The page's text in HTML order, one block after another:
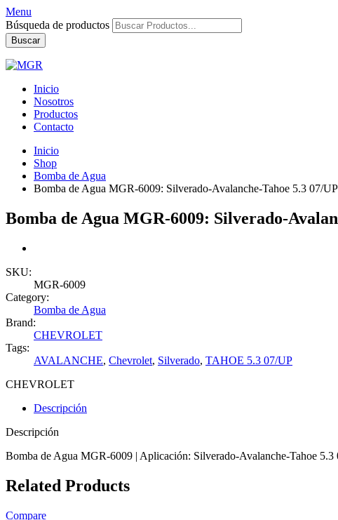
Menu
Búsqueda de productos
Buscar
Inicio
Nosotros
Productos
Contacto
Inicio
Shop
Bomba de Agua
Bomba de Agua MGR-6009: Silverado-Avalanche-Tahoe 5.3 07/
Bomba de Agua MGR-6009: Silverado-
SKU:
MGR-6009
Category:
Bomba de Agua
Brand:
CHEVROLET
Tags:
AVALANCHE, Chevrolet, Silverado, TAHOE 5.3 07/UP
CHEVROLET
Descripción
Descripción
Bomba de Agua MGR-6009 | Aplicación: Silverado-Avalanche-Tahoe 5.3
Related Products
Compare